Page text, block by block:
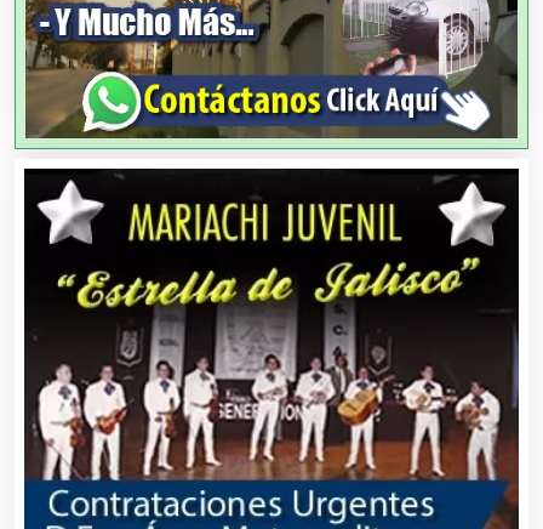
Animadores de Eventos
Aparatos y Equipos Eléctricos
Arquitectos
Artes Gráficas
Artesanías
Artículos de Oficina